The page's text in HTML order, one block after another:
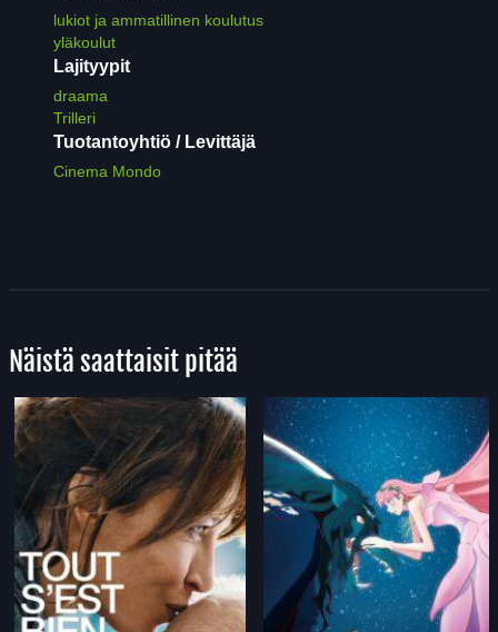
lukiot ja ammatillinen koulutus
yläkoulut
Lajityypit
draama
Trilleri
Tuotantoyhtiö / Levittäjä
Cinema Mondo
Näistä saattaisit pitää